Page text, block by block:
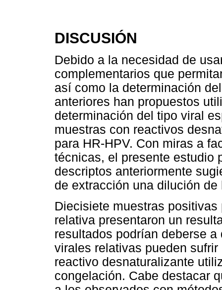
DISCUSIÓN
Debido a la necesidad de
complementarios que
así como la determinación
anteriores han propuestos
determinación del tipo viral
muestras con reactivos
para HR-HPV. Con miras a
técnicas, el presente estudio
descriptos anteriormente
de extracción una dilución
Diecisiete muestras
relativa presentaron un
resultados podrían deberse
virales relativas pueden
reactivo desnaturalizante
congelación. Cabe destacar